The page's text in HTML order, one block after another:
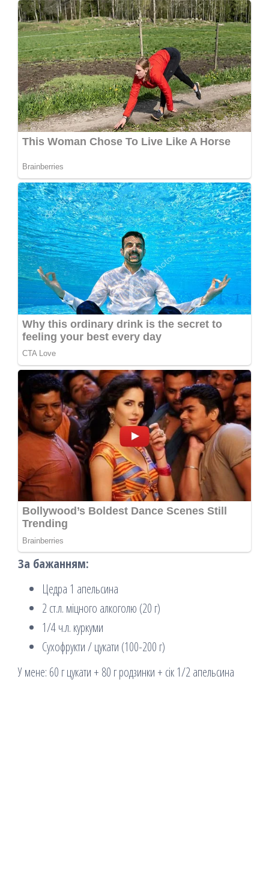
За бажанням:
Цедра 1 апельсина
2 ст.л. міцного алкоголю (20 г)
1/4 ч.л. куркуми
Сухофрукти / цукати (100-200 г)
У мене: 60 г цукати + 80 г родзинки + сік 1/2 апельсина